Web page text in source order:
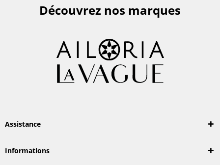
Découvrez nos marques
Assistance
Informations